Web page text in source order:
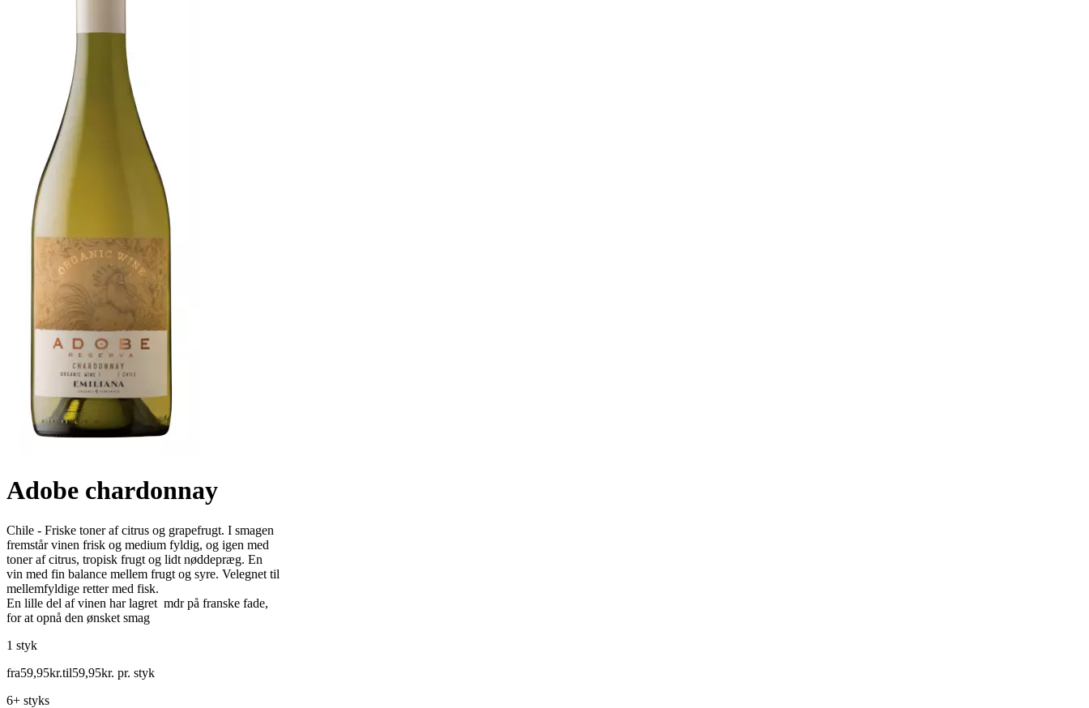
Adobe chardonnay
Chile - Friske toner af citrus og grapefrugt. I smagen
fremstår vinen frisk og medium fyldig, og igen med
toner af citrus, tropisk frugt og lidt nøddepræg. En
vin med fin balance mellem frugt og syre. Velegnet til
mellemfyldige retter med fisk.
En lille del af vinen har lagret mdr på franske fade,
for at opnå den ønsket smag
1 styk
fra59,95kr.til59,95kr. pr. styk
6+ styks